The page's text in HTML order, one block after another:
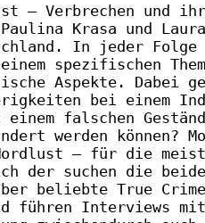
– Verbrechen und
Krasa und
In jeder Folge
spezifischen
Aspekte. Dabei
bei einem
falschen
werden können?
– für die
der suchen die
beliebte True
führen Interviews